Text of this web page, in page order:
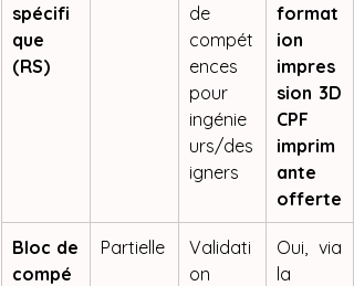
spécifi
que
(RS)
de
compét
ences
pour
ingénie
urs/des
igners
format
ion
impres
sion 3D
CPF
imprim
ante
offerte
Bloc de
compé
Partielle
Validati
on
Oui, via